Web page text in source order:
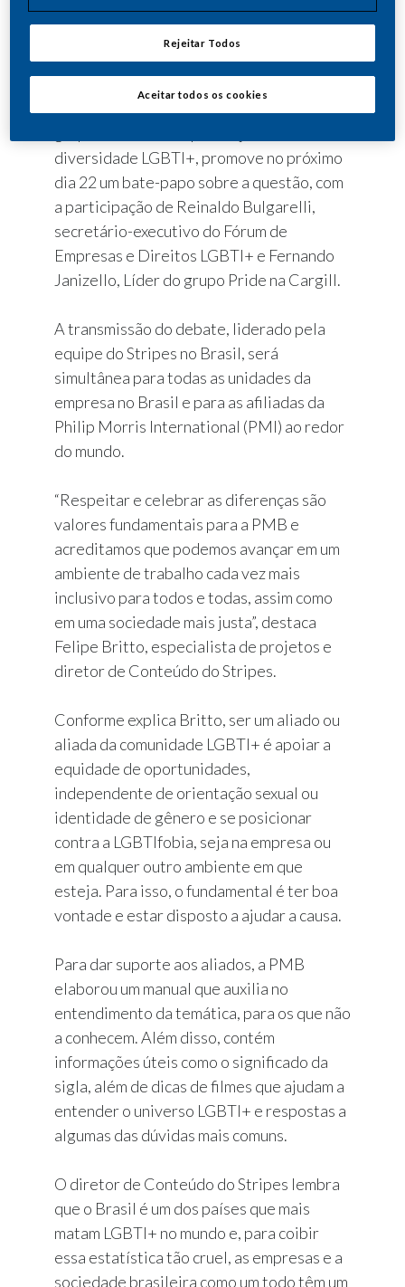
No mês do Orgulho LGBTI+, a Philip
Morris Brasil (PMB) também quer falar do
comunidade. Por meio do Stripes, seu
diversidade LGBTI+, promove no próximo
dia 22 um bate-papo sobre a questão, com
a participação de Reinaldo Bulgarelli,
secretário-executivo do Fórum de
Empresas e Direitos LGBTI+ e Fernando
Janizello, Líder do grupo Pride na Cargill.
A transmissão do debate, liderado pela
equipe do Stripes no Brasil, será
simultânea para todas as unidades da
empresa no Brasil e para as afiliadas da
Philip Morris International (PMI) ao redor
do mundo.
“Respeitar e celebrar as diferenças são
valores fundamentais para a PMB e
acreditamos que podemos avançar em um
ambiente de trabalho cada vez mais
inclusivo para todos e todas, assim como
em uma sociedade mais justa”, destaca
Felipe Britto, especialista de projetos e
diretor de Conteúdo do Stripes.
Conforme explica Britto, ser um aliado ou
aliada da comunidade LGBTI+ é apoiar a
equidade de oportunidades,
independente de orientação sexual ou
identidade de gênero e se posicionar
contra a LGBTIfobia, seja na empresa ou
em qualquer outro ambiente em que
esteja. Para isso, o fundamental é ter boa
vontade e estar disposto a ajudar a causa.
Para dar suporte aos aliados, a PMB
elaborou um manual que auxilia no
entendimento da temática, para os que não
a conhecem. Além disso, contém
informações úteis como o significado da
sigla, além de dicas de filmes que ajudam a
entender o universo LGBTI+ e respostas a
algumas das dúvidas mais comuns.
O diretor de Conteúdo do Stripes lembra
que o Brasil é um dos países que mais
matam LGBTI+ no mundo e, para coibir
essa estatística tão cruel, as empresas e a
sociedade brasileira como um todo têm um
Rejeitar Todos
Aceitar todos os cookies